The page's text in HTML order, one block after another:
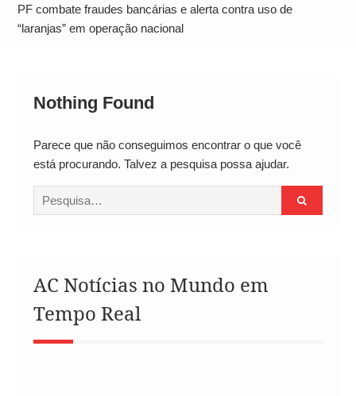
Alto
PF combate fraudes bancárias e alerta contra uso de
“laranjas” em operação nacional
Nothing Found
Parece que não conseguimos encontrar o que você
está procurando. Talvez a pesquisa possa ajudar.
Procurar
por:
AC Notícias no Mundo em
Tempo Real